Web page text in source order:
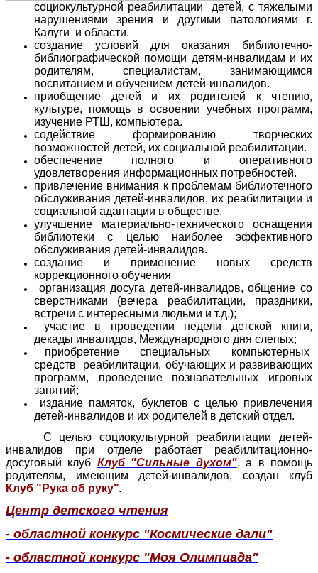
социокультурной реабилитации детей, с тяжелыми
нарушениями зрения и другими патологиями г.
Калуги и области.
создание условий для оказания библиотечно-
библиографической помощи детям-инвалидам и их
родителям, специалистам, занимающимся
воспитанием и обучением детей-инвалидов.
приобщение детей и их родителей к чтению,
культуре, помощь в освоении учебных программ,
изучение РТШ, компьютера.
содействие формированию творческих
возможностей детей, их социальной реабилитации.
обеспечение полного и оперативного
удовлетворения информационных потребностей.
привлечение внимания к проблемам библиотечного
обслуживания детей-инвалидов, их реабилитации и
социальной адаптации в обществе.
улучшение материально-технического оснащения
библиотеки с целью наиболее эффективного
обслуживания детей-инвалидов.
создание и применение новых средств
коррекционного обучения
организация досуга детей-инвалидов, общение со
сверстниками (вечера реабилитации, праздники,
встречи с интересными людьми и т.д.);
участие в проведении недели детской книги,
декады инвалидов, Международного дня слепых;
приобретение специальных компьютерных
средств реабилитации, обучающих и развивающих
программ, проведение познавательных игровых
занятий;
издание памяток, буклетов с целью привлечения
детей-инвалидов и их родителей в детский отдел.
С целью социокультурной реабилитации детей-
инвалидов при отделе работает реабилитационно-
досуговый клуб Клуб "Сильные духом", а в помощь
родителям, имеющим детей-инвалидов, создан клуб
Клуб "Рука об руку".
Центр детского чтения
- областной конкурс "Космические дали"
- областной конкурс "Моя Олимпиада"